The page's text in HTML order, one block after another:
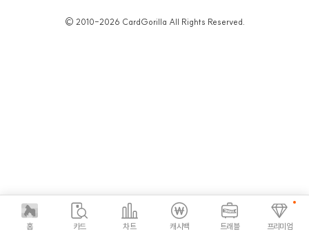
홈 카드 차트 캐시백 트래블 프리미엄
© 2010-2026 CardGorilla All Rights Reserved.